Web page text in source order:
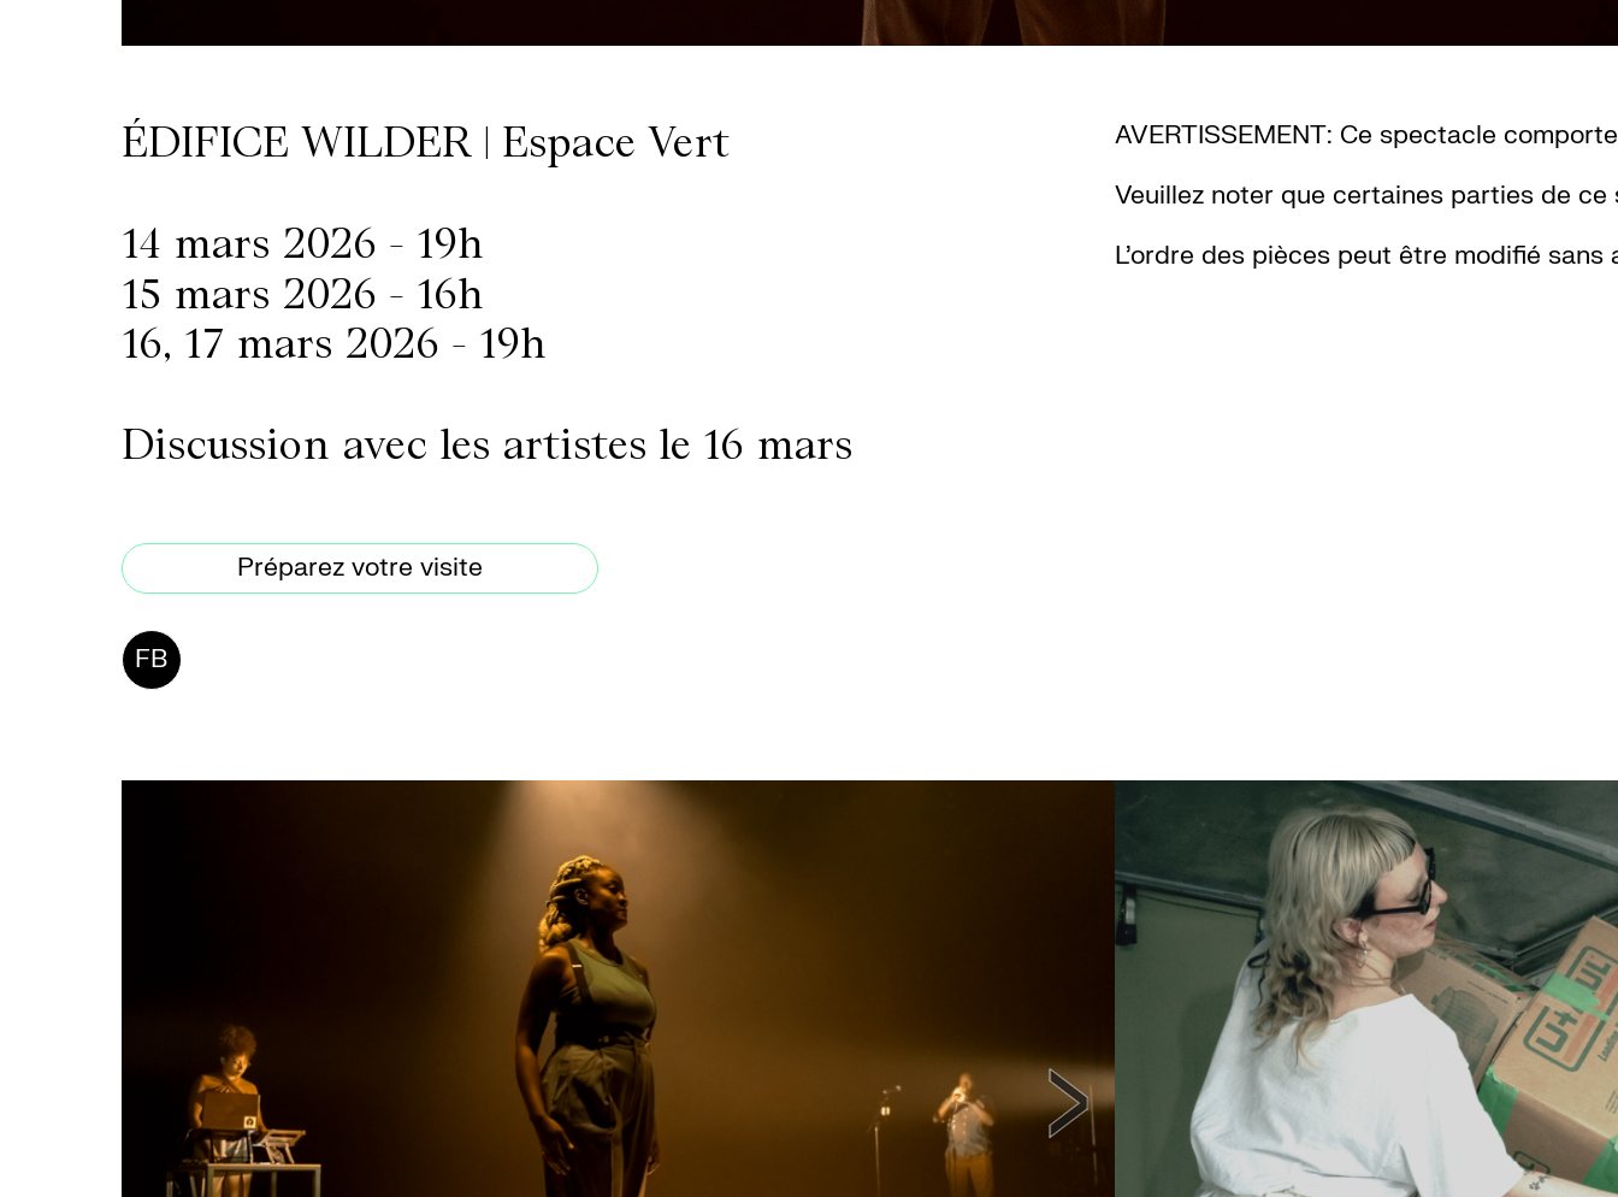
Contactez-
ÉDIFICE WILDER | Espace Vert
14 mars 2026 - 19h
15 mars 2026 - 16h
16, 17 mars 2026 - 19h
Discussion avec les artistes le 16 mars
Préparez votre visite
FB
AVERTISSEMENT: Ce spectacle
Veuillez noter que certaines parties de
L’ordre des pièces peut être modifié sans